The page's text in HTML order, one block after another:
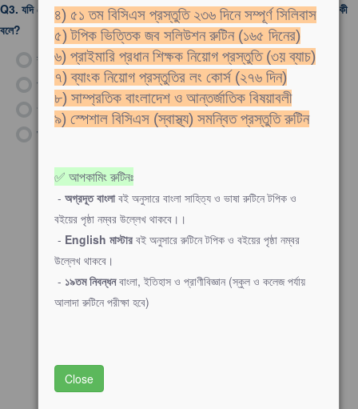
Q3. যদি কোনো ক্রিয়াবাচক বিশেষ্য অন্য কোনো ক্রিয়ার অভিব্যক্তি প্রকাশ করে, তবে তাকে কী
বলে?
ক)
কালাধিকরণ।
খ)
ভাবাধিকরণ।
গ)
আধারাধিকরণ।
ঘ)
৪) ৫১ তম বিসিএস প্রস্তুতি ২৩৬ দিনে সম্পূর্ণ সিলিবাস
৫) টপিক ভিত্তিক জব সলিউশন রুটিন (১৬৫ দিনের)
৬) প্রাইমারি প্রধান শিক্ষক নিয়োগ প্রস্তুতি (৩য় ব্যাচ)
৭) ব্যাংক নিয়োগ প্রস্তুতির লং কোর্স (২৭৬ দিন)
৮) সাম্প্রতিক বাংলাদেশ ও আন্তর্জাতিক বিষয়াবলী
৯) স্পেশাল বিসিএস (স্বাস্থ্য) সমন্বিত প্রস্তুতি রুটিন
✅ আপকামিং রুটিনঃ
-অগ্রদূত বাংলাবই অনুসারে বাংলা সাহিত্য ও ভাষা রুটিনে টপিক ও
বইয়ের পৃষ্ঠা নম্বর উল্লেখ থাকবে।।
- English মাস্টার বই অনুসারে রুটিনে টপিক ও বইয়ের পৃষ্ঠা নম্বর
উল্লেখ থাকবে।
- ১৯তম নিবন্ধনবাংলা, ইতিহাস ও প্রাণীবিজ্ঞান (স্কুল ও কলেজ পর্যায়
আলাদা রুটিনে পরীক্ষা হবে)
Close